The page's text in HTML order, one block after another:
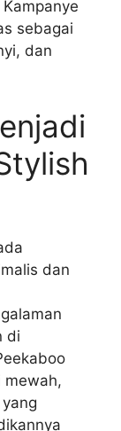
sebagai
dan
dan
di
mewah,